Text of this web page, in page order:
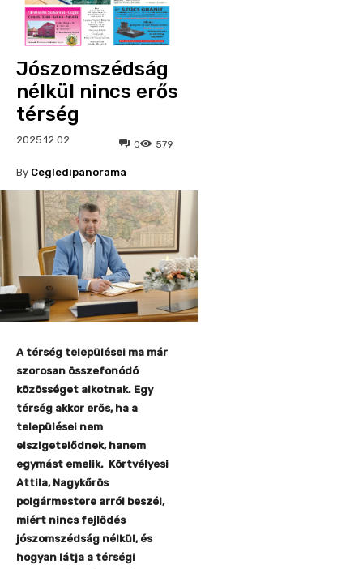
Jószomszédság
nélkül nincs erős
térség
2025.12.02. 579
0
By Cegledipanorama
A térség települései ma már
szorosan összefonódó
közösséget alkotnak. Egy
térség akkor erős, ha a
települései nem
elszigetelődnek, hanem
egymást emelik. Körtvélyesi
Attila, Nagykőrös
polgármestere arról beszél,
miért nincs fejlődés
jószomszédság nélkül, és
hogyan látja a térségi